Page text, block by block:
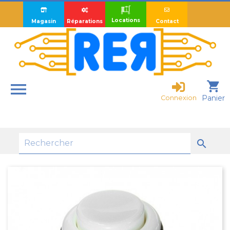
Magasin Réparations Locations Contact
 shopping_cart
Panier
Connexion
